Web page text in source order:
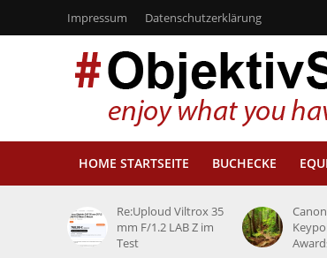
Impressum Datenschutzerklärung
HOME STARTSEITE BUCHECKE
Re:Uploud Viltrox 35
mm F/1.2 LAB Z im
Test